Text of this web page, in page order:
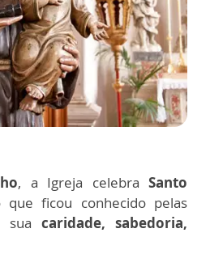
, a Igreja celebra Santo
ficou conhecido pelas
sua caridade, sabedoria,